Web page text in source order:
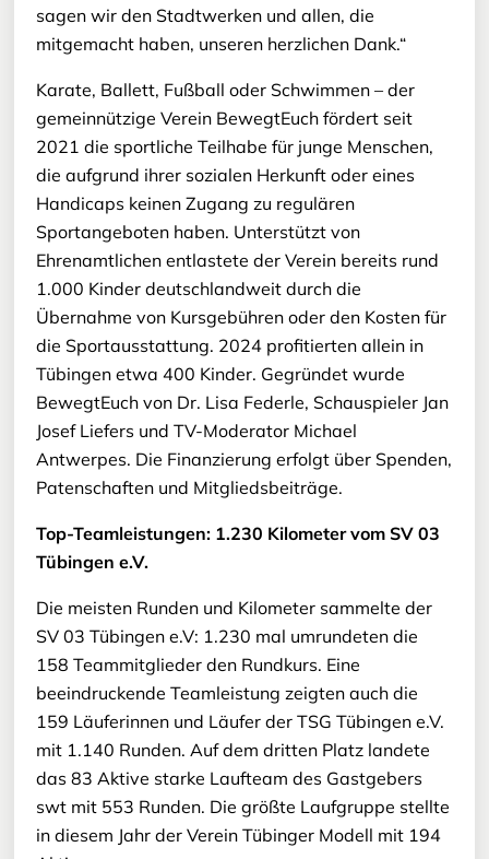
sagen wir den Stadtwerken und allen, die
mitgemacht haben, unseren herzlichen Dank.“
Karate, Ballett, Fußball oder Schwimmen – der
gemeinnützige Verein BewegtEuch fördert seit
2021 die sportliche Teilhabe für junge Menschen,
die aufgrund ihrer sozialen Herkunft oder eines
Handicaps keinen Zugang zu regulären
Sportangeboten haben. Unterstützt von
Ehrenamtlichen entlastete der Verein bereits rund
1.000 Kinder deutschlandweit durch die
Übernahme von Kursgebühren oder den Kosten für
die Sportausstattung. 2024 profitierten allein in
Tübingen etwa 400 Kinder. Gegründet wurde
BewegtEuch von Dr. Lisa Federle, Schauspieler Jan
Josef Liefers und TV-Moderator Michael
Antwerpes. Die Finanzierung erfolgt über Spenden,
Patenschaften und Mitgliedsbeiträge.
Top-Teamleistungen: 1.230 Kilometer vom SV 03
Tübingen e.V.
Die meisten Runden und Kilometer sammelte der
SV 03 Tübingen e.V: 1.230 mal umrundeten die
158 Teammitglieder den Rundkurs. Eine
beeindruckende Teamleistung zeigten auch die
159 Läuferinnen und Läufer der TSG Tübingen e.V.
mit 1.140 Runden. Auf dem dritten Platz landete
das 83 Aktive starke Laufteam des Gastgebers
swt mit 553 Runden. Die größte Laufgruppe stellte
in diesem Jahr der Verein Tübinger Modell mit 194